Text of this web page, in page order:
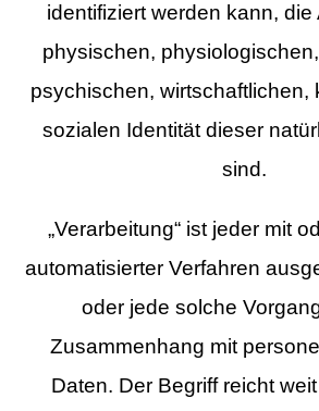
identifiziert werden kann,
physischen,
psychischen, wirtschaftlichen,
sozialen Identität dieser
sind.
„Verarbeitung“ ist jeder mit
automatisierter Verfahren
oder jede solche
Zusammenhang mit
Daten. Der Begriff reicht